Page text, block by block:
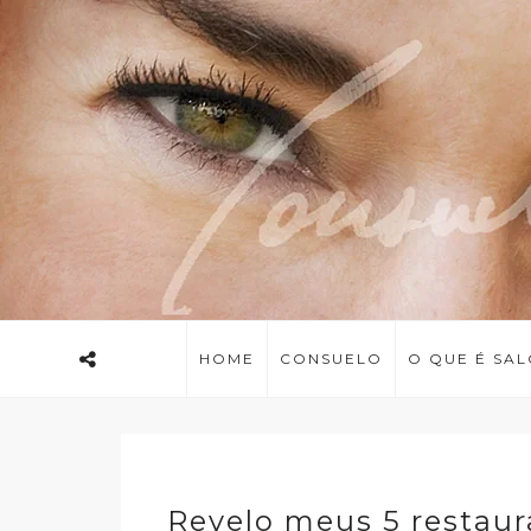
HOME CONSUELO O QUE É
Revelo meus 5